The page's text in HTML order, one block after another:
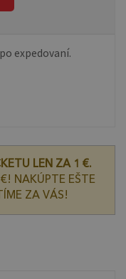
expedovaní.
LEN ZA 1 €.
NAKÚPTE EŠTE
ZA VÁS!